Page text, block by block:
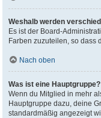
Weshalb werden
Es ist der Board-
Farben zuzuteilen, so dass
Nach oben
Was ist eine Hauptgruppe?
Wenn du Mitglied in mehr
Hauptgruppe dazu, deine
standardmäßig angezeigt